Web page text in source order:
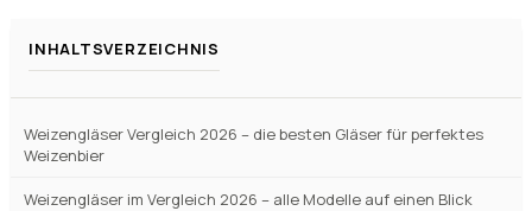
INHALTSVERZEICHNIS
Weizengläser Vergleich 2026 – die besten Gläser für perfektes
Weizenbier
Weizengläser im Vergleich 2026 – alle Modelle auf einen Blick